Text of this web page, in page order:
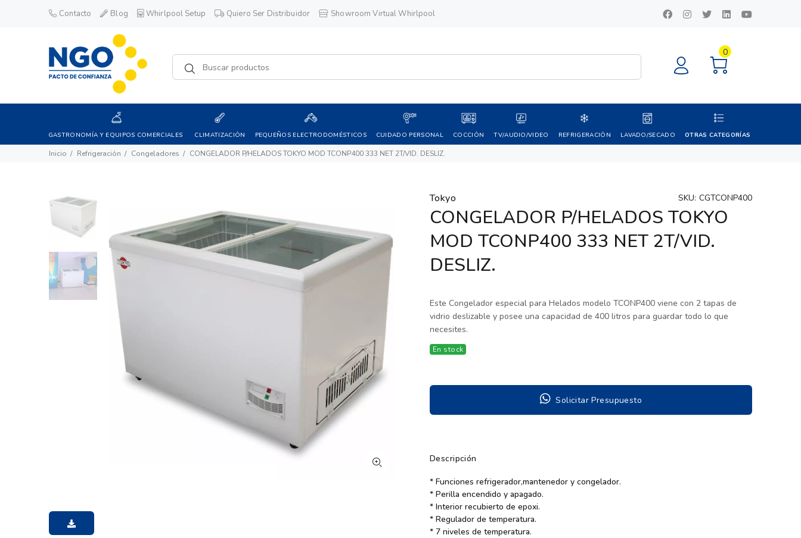
Contacto Blog Whirlpool Setup Quiero Ser Distribuidor Showroom Virtual Whirlpool
0
GASTRONOMÍA Y EQUIPOS COMERCIALES CLIMATIZACIÓN PEQUEÑOS ELECTRODOMÉSTICOS CUIDADO PERSONAL COCCIÓN TV/AUDIO/VIDEO REFRIGERACIÓN LAVADO/SECADO OTRAS CATEGORÍAS
Inicio Refrigeración Congeladores CONGELADOR P/HELADOS TOKYO MOD TCONP400 333 NET 2T/VID. DESLIZ.
Tokyo SKU: CGTCONP400
CONGELADOR P/HELADOS TOKYO
MOD TCONP400 333 NET 2T/VID.
DESLIZ.
Este Congelador especial para Helados modelo TCONP400 viene con 2 tapas de
vidrio deslizable y posee una capacidad de 400 litros para guardar todo lo que
necesites.
En stock
Solicitar Presupuesto
Descripción
* Funciones refrigerador,mantenedor y congelador.
* Perilla encendido y apagado.
* Interior recubierto de epoxi.
* Regulador de temperatura.
* 7 niveles de temperatura.